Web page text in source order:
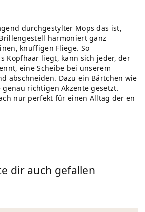
durchgestylter Mops das ist,
harmoniert ganz
knuffigen Fliege. So
Kopfhaar liegt, kann sich jeder, der
eine Scheibe bei unserem
abschneiden. Dazu ein Bärtchen wie
genau richtigen Akzente gesetzt.
nur perfekt für einen Alltag der en
dir auch gefallen